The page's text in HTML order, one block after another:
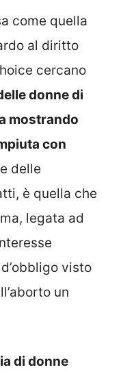
come quella
al diritto
cercano
donne di
mostrando
con
delle
è quella che
legata ad
visto
un
di donne